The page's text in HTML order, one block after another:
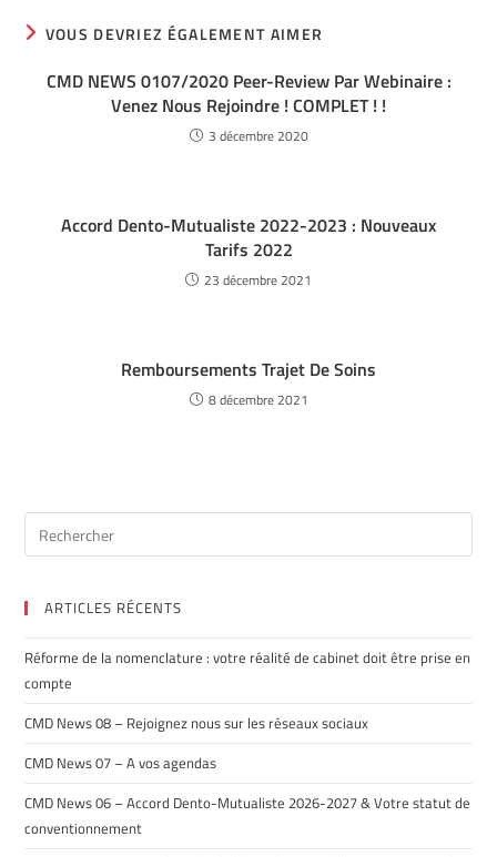
VOUS DEVRIEZ ÉGALEMENT AIMER
CMD NEWS 0107/2020 Peer-Review Par Webinaire :
Venez Nous Rejoindre ! COMPLET ! !
3 décembre 2020
Accord Dento-Mutualiste 2022-2023 : Nouveaux
Tarifs 2022
23 décembre 2021
Remboursements Trajet De Soins
8 décembre 2021
ARTICLES RÉCENTS
Réforme de la nomenclature : votre réalité de cabinet doit être prise en
compte
CMD News 08 – Rejoignez nous sur les réseaux sociaux
CMD News 07 – A vos agendas
CMD News 06 – Accord Dento-Mutualiste 2026-2027 & Votre statut de
conventionnement